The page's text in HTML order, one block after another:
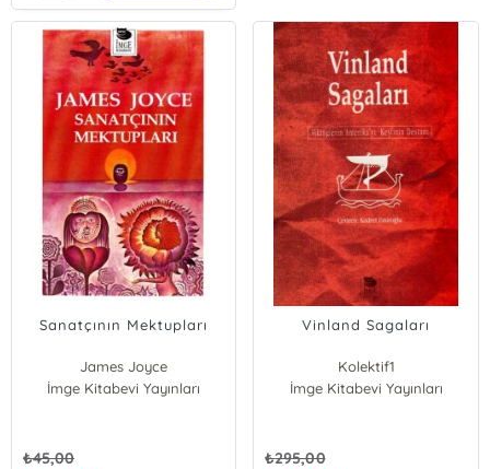
Sanatçının Mektupları
James Joyce
İmge Kitabevi Yayınları
₺45,00
Vinland Sagaları
Kolektif1
İmge Kitabevi Yayınları
₺295,00